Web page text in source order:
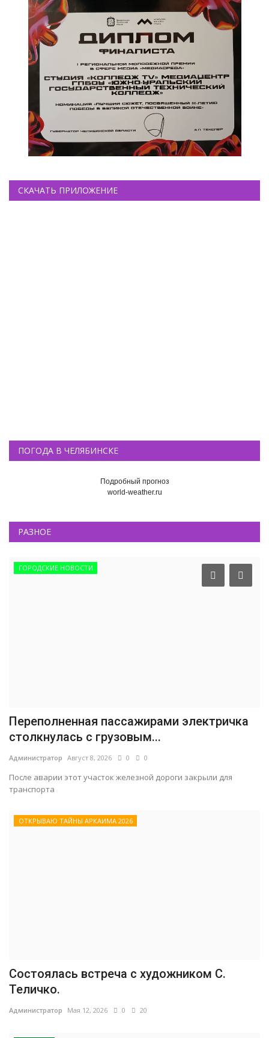
СКАЧАТЬ ПРИЛОЖЕНИЕ
ПОГОДА В ЧЕЛЯБИНСКЕ
Подробный прогноз
world-weather.ru
РАЗНОЕ
ГОРОДСКИЕ НОВОСТИ
Переполненная пассажирами электричка
столкнулась с грузовым...
Администратор Август 8, 2026 0 0
После аварии этот участок железной дороги закрыли для
транспорта
ОТКРЫВАЮ ТАЙНЫ АРКАИМА 2026
Состоялась встреча с художником С.
Теличко.
Администратор Мая 12, 2026 0 20